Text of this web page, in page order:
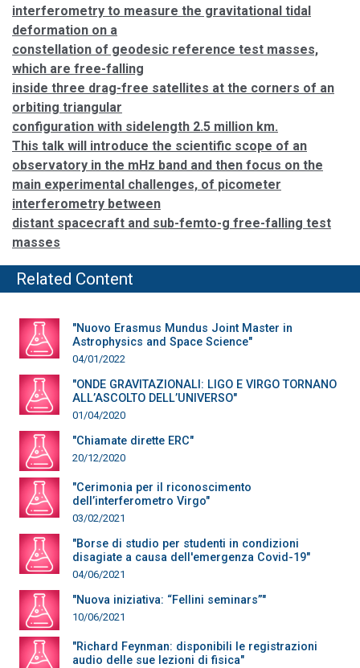
interferometry to measure the gravitational tidal
deformation on a
constellation of geodesic reference test masses,
which are free-falling
inside three drag-free satellites at the corners of an
orbiting triangular
configuration with sidelength 2.5 million km.
This talk will introduce the scientific scope of an
observatory in the mHz band and then focus on the
main experimental challenges, of picometer
interferometry between
distant spacecraft and sub-femto-g free-falling test
masses
Related Content
"Nuovo Erasmus Mundus Joint Master in
Astrophysics and Space Science"
04/01/2022
"ONDE GRAVITAZIONALI: LIGO E VIRGO TORNANO
ALL’ASCOLTO DELL’UNIVERSO"
01/04/2020
"Chiamate dirette ERC"
20/12/2020
"Cerimonia per il riconoscimento
dell’interferometro Virgo"
03/02/2021
"Borse di studio per studenti in condizioni
disagiate a causa dell'emergenza Covid-19"
04/06/2021
"Nuova iniziativa: “Fellini seminars”"
10/06/2021
"Richard Feynman: disponibili le registrazioni
audio delle sue lezioni di fisica"